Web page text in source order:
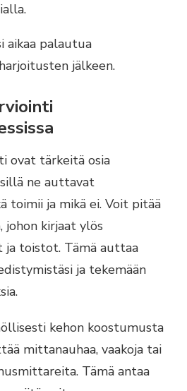
aikaa palautua
jälkeen.
ovat tärkeitä osia
ne auttavat
toimii ja mikä ei. Voit pitää
johon kirjaat ylös
ja toistot. Tämä auttaa
ja tekemään
kehon koostumusta
mittanauhaa, vaakoja tai
Tämä antaa